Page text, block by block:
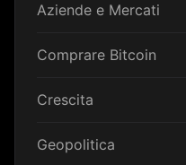
Aziende e Mercati
Comprare Bitcoin
Crescita
Geopolitica